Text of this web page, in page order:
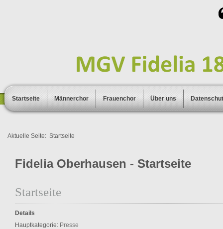
Startseite Männerchor Frauenchor Über uns
Aktuelle Seite: Startseite
Fidelia Oberhausen - Startseite
Startseite
Details
Hauptkategorie: Presse